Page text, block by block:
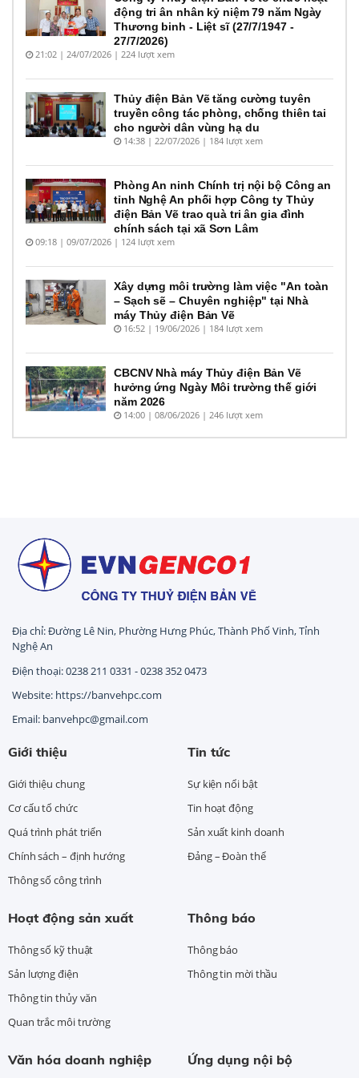
động tri ân nhân kỷ niệm 79 năm Ngày
Thương binh - Liệt sĩ (27/7/1947 -
27/7/2026)
21:02 | 24/07/2026 | 224 lượt xem
Thủy điện Bản Vẽ tăng cường tuyên
truyền công tác phòng, chống thiên tai
cho người dân vùng hạ du
14:38 | 22/07/2026 | 184 lượt xem
Phòng An ninh Chính trị nội bộ Công an
tỉnh Nghệ An phối hợp Công ty Thủy
điện Bản Vẽ trao quà tri ân gia đình
chính sách tại xã Sơn Lâm
09:18 | 09/07/2026 | 124 lượt xem
Xây dựng môi trường làm việc "An toàn
– Sạch sẽ – Chuyên nghiệp" tại Nhà
máy Thủy điện Bản Vẽ
16:52 | 19/06/2026 | 184 lượt xem
CBCNV Nhà máy Thủy điện Bản Vẽ
hưởng ứng Ngày Môi trường thế giới
năm 2026
14:00 | 08/06/2026 | 246 lượt xem
Địa chỉ: Đường Lê Nin, Phường Hưng Phúc, Thành Phố Vinh, Tỉnh
Nghệ An
Điện thoại: 0238 211 0331 - 0238 352 0473
Website: https://banvehpc.com
Email: banvehpc@gmail.com
Giới thiệu
Giới thiệu chung
Cơ cấu tổ chức
Quá trình phát triển
Chính sách – định hướng
Thông số công trình
Tin tức
Sự kiện nổi bật
Tin hoạt động
Sản xuất kinh doanh
Đảng – Đoàn thể
Hoạt động sản xuất
Thông số kỹ thuật
Sản lượng điện
Thông tin thủy văn
Quan trắc môi trường
Thông báo
Thông báo
Thông tin mời thầu
Văn hóa doanh nghiệp Ứng dụng nội bộ